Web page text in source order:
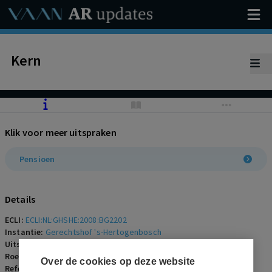
Over de cookies op deze website
Kern
Klik voor meer uitspraken
Pensioen
Details
ECLI: ECLI:NL:GHSHE:2008:BG2202
Instantie: Gerechtshof 's-Hertogenbosch
Uitspraakdatum:
Roepnaam:
ECLI:NL:GHSHE:2008:BG2202
Referentienummer:AR-2008-0680